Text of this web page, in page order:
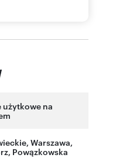
użytkowe na
, Warszawa,
, Powązkowska